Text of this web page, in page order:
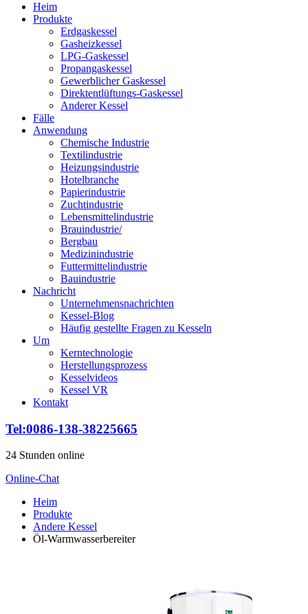
Heim
Produkte
Erdgaskessel
Gasheizkessel
LPG-Gaskessel
Propangaskessel
Gewerblicher Gaskessel
Direktentlüftungs-Gaskessel
Anderer Kessel
Fälle
Anwendung
Chemische Industrie
Textilindustrie
Heizungsindustrie
Hotelbranche
Papierindustrie
Zuchtindustrie
Lebensmittelindustrie
Brauindustrie/
Bergbau
Medizinindustrie
Futtermittelindustrie
Bauindustrie
Nachricht
Unternehmensnachrichten
Kessel-Blog
Häufig gestellte Fragen zu Kesseln
Um
Kerntechnologie
Herstellungsprozess
Kesselvideos
Kessel VR
Kontakt
Tel:0086-138-38225665
24 Stunden online
Online-Chat
Heim
Produkte
Andere Kessel
Öl-Warmwasserbereiter